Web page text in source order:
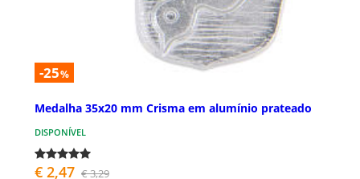
-25%
Medalha 35x20 mm Crisma em alumínio prateado
DISPONÍVEL
€ 2,47 € 3,29